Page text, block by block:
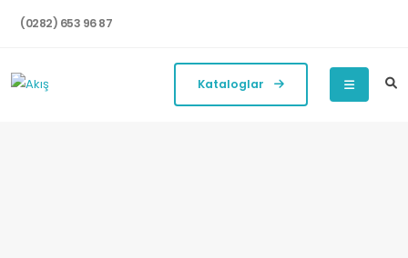
(0282) 653 96 87
Kataloglar